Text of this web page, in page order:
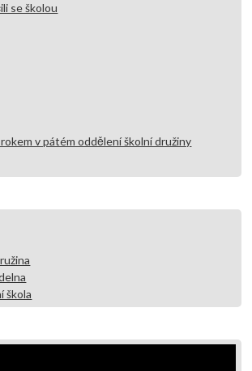
se školou
v pátém oddělení školní družiny
škola